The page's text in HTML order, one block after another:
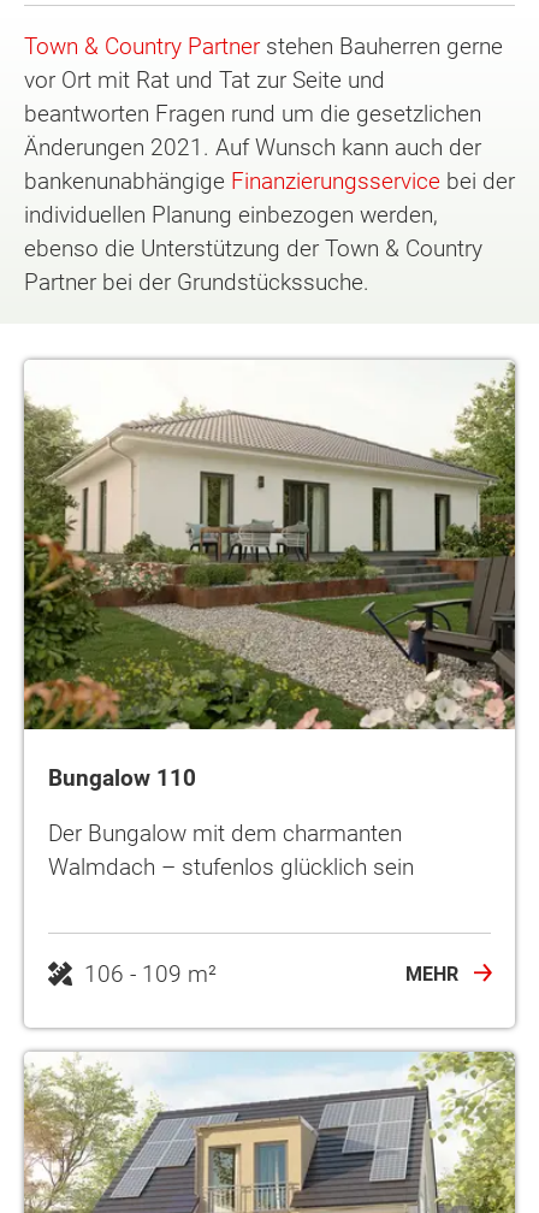
Town & Country Partner stehen Bauherren gerne
vor Ort mit Rat und Tat zur Seite und
beantworten Fragen rund um die gesetzlichen
Änderungen 2021. Auf Wunsch kann auch der
bankenunabhängige Finanzierungsservice bei der
individuellen Planung einbezogen werden,
ebenso die Unterstützung der Town & Country
Partner bei der Grundstückssuche.
Bungalow 110
Der Bungalow mit dem charmanten
Walmdach – stufenlos glücklich sein
106 - 109 m² MEHR